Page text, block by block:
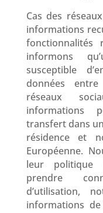
Cas des
informations
fonctionnalités
informons
susceptible
données
réseaux
informations
transfert dans
résidence et
Européenne.
leur politique
prendre
d’utilisation,
informations